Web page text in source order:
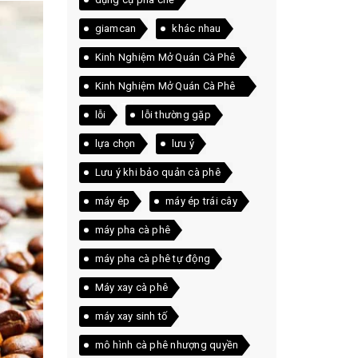
giamcan khác nhau
Kinh Nghiệm Mở Quán Cà Phê
Kinh Nghiệm Mở Quán Cà Phê
Thực Tế
lỗi lỗi thường gặp
lựa chọn lưu ý
Lưu ý khi bảo quản cà phê
máy ép máy ép trái cây
máy pha cà phê
máy pha cà phê tự động
Máy xay cà phê
máy xay sinh tố
mô hình cà phê nhượng quyền